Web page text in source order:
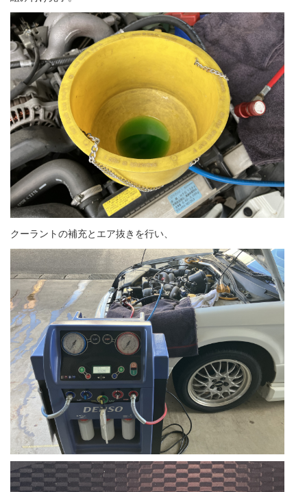
クーラントの補充とエア抜きを行い、